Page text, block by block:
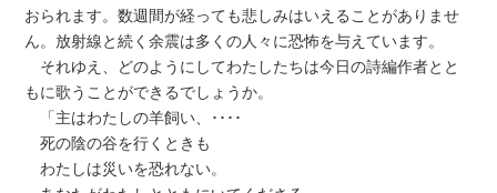
おられます。数週間が経っても悲しみはいえることがありませ
ん。放射線と続く余震は多くの人々に恐怖を与えています。
それゆえ、どのようにしてわたしたちは今日の詩編作者とと
もに歌うことができるでしょうか。
「主はわたしの羊飼い、････
死の陰の谷を行くときも
わたしは災いを恐れない。